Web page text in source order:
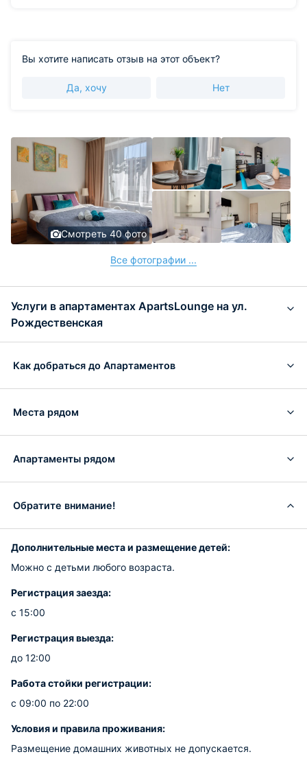
Вы хотите написать отзыв на этот объект?
Да, хочу Нет
Смотреть 40 фото
Все фотографии ...
Услуги в апартаментах ApartsLounge на ул.
Рождественская
Как добраться до Апартаментов
Места рядом
Апартаменты рядом
Обратите внимание!
Дополнительные места и размещение детей:
Можно с детьми любого возраста.
Регистрация заезда:
с 15:00
Регистрация выезда:
до 12:00
Работа стойки регистрации:
с 09:00 по 22:00
Условия и правила проживания:
Размещение домашних животных не допускается.